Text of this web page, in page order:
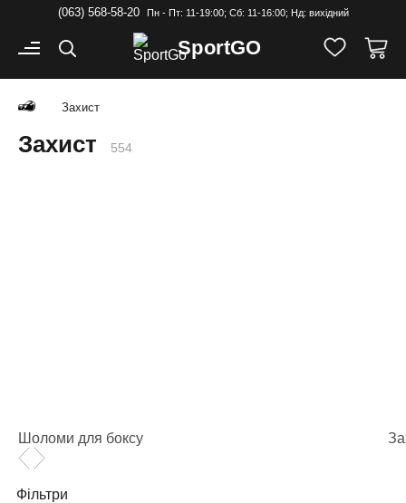
(063) 568-58-20 Пн - Пт: 11-19:00; Cб: 11-16:00; Нд: вихідний
SportGO
Захист
Захист 554
Шоломи для боксу
Фільтри